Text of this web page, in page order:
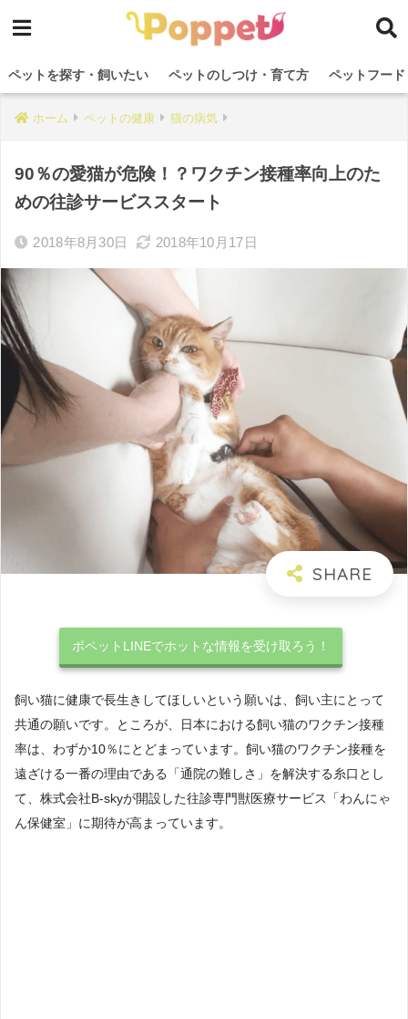
ペットを探す・飼いたい ペットのしつけ・育て方 ペットフー
ホーム ペットの健康 猫の病気
90％の愛猫が危険！？ワクチン接種率向上のた
めの往診サービススタート
2018年8月30日 2018年10月17日
ポペットLINEでホットな情報を受け取ろう！
飼い猫に健康で長生きしてほしいという願いは、飼い主にとって
共通の願いです。ところが、日本における飼い猫のワクチン接種
率は、わずか10％にとどまっています。飼い猫のワクチン接種を
遠ざける一番の理由である「通院の難しさ」を解決する糸口とし
て、株式会社B-skyが開設した往診専門獣医療サービス「わんにゃ
ん保健室」に期待が高まっています。